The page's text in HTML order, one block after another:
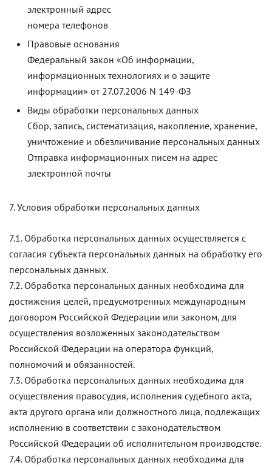
электронный адрес
номера телефонов
Правовые основания
Федеральный закон «Об информации,
информационных технологиях и о защите
информации» от 27.07.2006 N 149-ФЗ
Виды обработки персональных данных
Сбор, запись, систематизация, накопление, хранение,
уничтожение и обезличивание персональных данных
Отправка информационных писем на адрес
электронной почты
7. Условия обработки персональных данных
7.1. Обработка персональных данных осуществляется с
согласия субъекта персональных данных на обработку его
персональных данных.
7.2. Обработка персональных данных необходима для
достижения целей, предусмотренных международным
договором Российской Федерации или законом, для
осуществления возложенных законодательством
Российской Федерации на оператора функций,
полномочий и обязанностей.
7.3. Обработка персональных данных необходима для
осуществления правосудия, исполнения судебного акта,
акта другого органа или должностного лица, подлежащих
исполнению в соответствии с законодательством
Российской Федерации об исполнительном производстве.
7.4. Обработка персональных данных необходима для